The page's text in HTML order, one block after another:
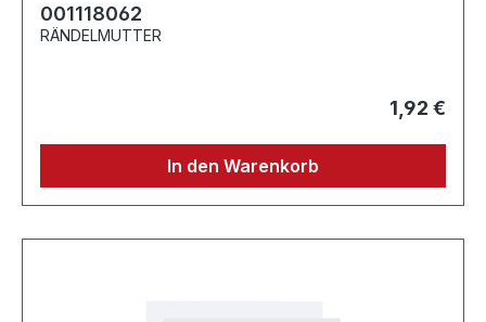
001118062
RÄNDELMUTTER
1,92 €
In den Warenkorb